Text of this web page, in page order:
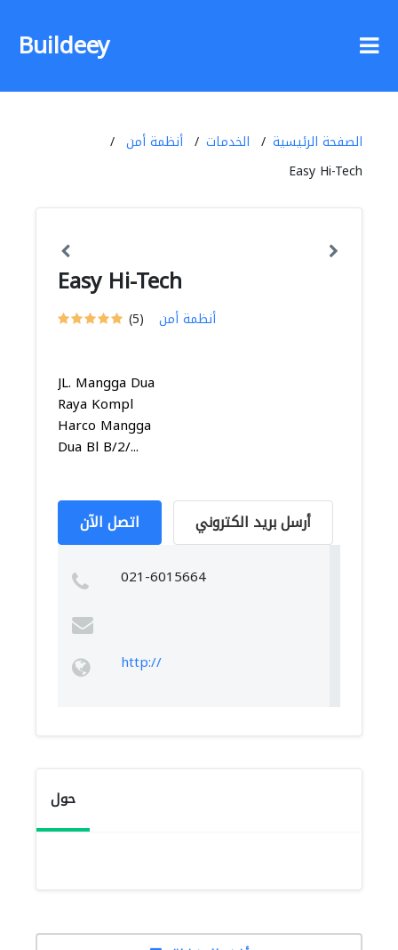
Buildeey
الصفحة الرئيسية الخدمات
أنظمة أمن
Easy Hi-Tech
Easy Hi-Tech
(5) أنظمة أمن
JL. Mangga Dua
Raya Kompl
Harco Mangga
Dua Bl B/2/...
اتصل الآن أرسل بريد الكتروني
021-6015664
http://
حول